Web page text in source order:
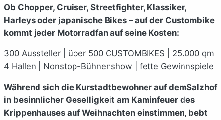
Ob Chopper, Cruiser, Streetfighter, Klassiker,
Harleys oder japanische Bikes – auf der Custombike
kommt jeder Motorradfan auf seine Kosten:
300 Aussteller | über 500 CUSTOMBIKES | 25.000 qm
4 Hallen | Nonstop-Bühnenshow | fette Gewinnspiele
Während sich die Kurstadtbewohner auf demSalzhof
in besinnlicher Geselligkeit am Kaminfeuer des
Krippenhauses auf Weihnachten einstimmen, bebt